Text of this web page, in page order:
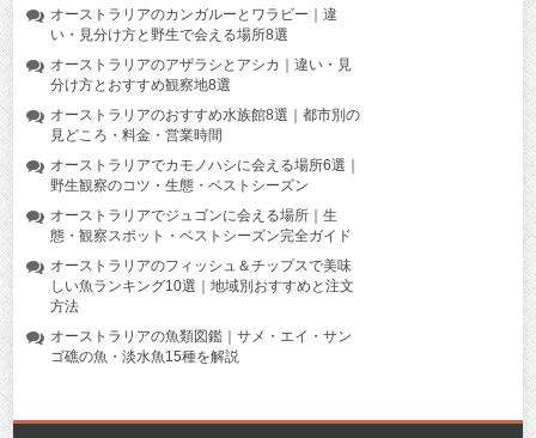
オーストラリアのカンガルーとワラビー｜違
い・見分け方と野生で会える場所8選
オーストラリアのアザラシとアシカ｜違い・見
分け方とおすすめ観察地8選
オーストラリアのおすすめ水族館8選｜都市別の
見どころ・料金・営業時間
オーストラリアでカモノハシに会える場所6選｜
野生観察のコツ・生態・ベストシーズン
オーストラリアでジュゴンに会える場所｜生
態・観察スポット・ベストシーズン完全ガイド
オーストラリアのフィッシュ＆チップスで美味
しい魚ランキング10選｜地域別おすすめと注文
方法
オーストラリアの魚類図鑑｜サメ・エイ・サン
ゴ礁の魚・淡水魚15種を解説